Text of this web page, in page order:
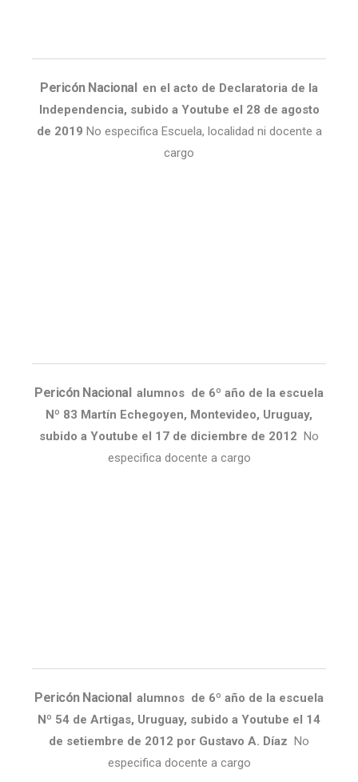
Pericón Nacional en el acto de Declaratoria de la
Independencia, subido a Youtube el 28 de agosto
de 2019 No especifica Escuela, localidad ni docente a
cargo
Pericón Nacional alumnos de 6º año de la escuela
Nº 83 Martín Echegoyen, Montevideo, Uruguay,
subido a Youtube el 17 de diciembre de 2012 No
especifica docente a cargo
Pericón Nacional alumnos de 6º año de la escuela
Nº 54 de Artigas, Uruguay, subido a Youtube el 14
de setiembre de 2012 por Gustavo A. Díaz No
especifica docente a cargo